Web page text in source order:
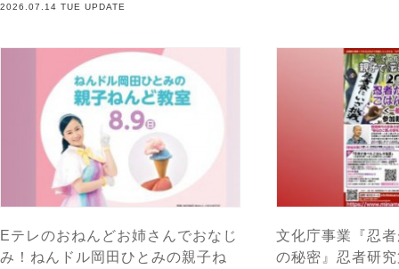
2026.07.14 TUE UPDATE
Eテレのおねんどお姉さんでおなじ
み！ねんドル岡田ひとみの親子ね
文化庁事業『忍
の秘密』忍者研